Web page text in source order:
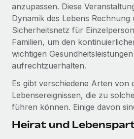
Background-Checks
Einfacheres Bewerber:innen-
Compliance Watchtower
Lückenlose Compliance
Geräteverwaltung
Globale Bereitstellung und
Geräten
Gründung von
FALLSTUDIEN
So hat der KI-Vorreiter
Remote um 120 % vergrößert
Weaviate auf einen Blick Weaviate
Mehr erfahren
Revolution des Enterprise
Hol dir Unterstützung
Alle Ressourcen anzeigen
BLOG
EOR und PEO
Contractor Management
anzupassen. Diese
Dynamik des Lebens Rechnung
Sicherheitsnetz für
Familien, um den
wichtigen Gesundheitsleistungen
aufrechtzuerhalten.
Es gibt verschiedene Arten von
Lebensereignissen, die zu
führen können. Einige davon
Heirat und